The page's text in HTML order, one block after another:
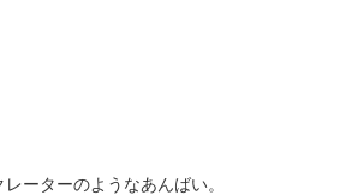
ーターのようなあんばい。